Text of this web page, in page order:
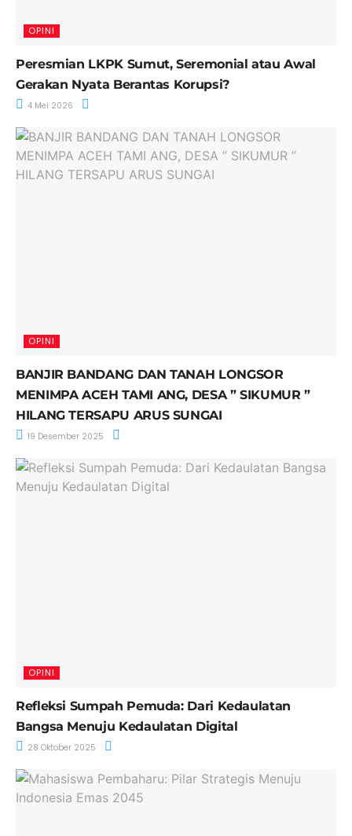
OPINI
Peresmian LKPK Sumut, Seremonial atau Awal
Gerakan Nyata Berantas Korupsi?
4 Mei 2026
OPINI
BANJIR BANDANG DAN TANAH LONGSOR
MENIMPA ACEH TAMI ANG, DESA ” SIKUMUR ”
HILANG TERSAPU ARUS SUNGAI
19 Desember 2025
OPINI
Refleksi Sumpah Pemuda: Dari Kedaulatan
Bangsa Menuju Kedaulatan Digital
28 Oktober 2025